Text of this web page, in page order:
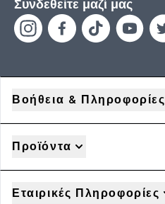
Συνδεθείτε μαζί μας
Βοήθεια & Πληροφορίες
Προϊόντα
Εταιρικές Πληροφορίες